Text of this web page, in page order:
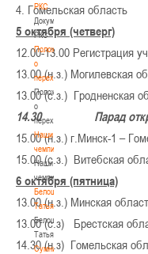
РКС
Документы
РКС
Положение
о
переходах
Положение
о
переходах
Наши
чемпионы
Наши
чемпионы
Белошапко
Татьяна
Белошапко
Татьяна
Сумникова
4. Гомельская
5 октября (четверг)
12.00-13.00 Регистрация
13.00 (н.з.) Могилевская
13.00 (с.з.) Гродненская
14.30 Парад
15.00 (н.з.) г.Минск-1 –
15.00 (с.з.) Витебская
6 октября (пятница)
13.00 (н.з.) Минская
13.00 (с.з) Брестская
14.30 (н.з) Гомельская